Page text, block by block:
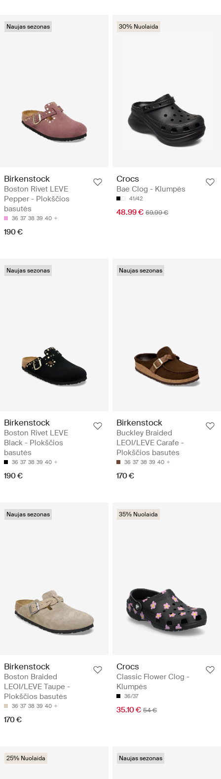
Naujas sezonas
Birkenstock
Boston Rivet LEVE
Pepper - Plokščios
basutės
36 37 38 39 40
190 €
30% Nuolaida
Crocs
Bae Clog - Klumpės
41/42
48.99 € 69.99 €
Naujas sezonas
Birkenstock
Boston Rivet LEVE
Black - Plokščios
basutės
36 37 38 39 40
190 €
Naujas sezonas
Birkenstock
Buckley Braided
LEOI/LEVE Carafe -
Plokščios basutės
36 37 38 39 40
170 €
Naujas sezonas
Birkenstock
Boston Braided
LEOI/LEVE Taupe -
Plokščios basutės
36 37 38 39 40
170 €
35% Nuolaida
Crocs
Classic Flower Clog -
Klumpės
36/37
35.10 € 54 €
25% Nuolaida Naujas sezonas